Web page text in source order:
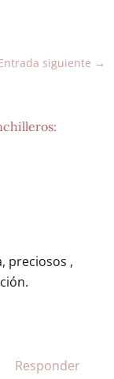
siguiente →
preciosos ,
Responder